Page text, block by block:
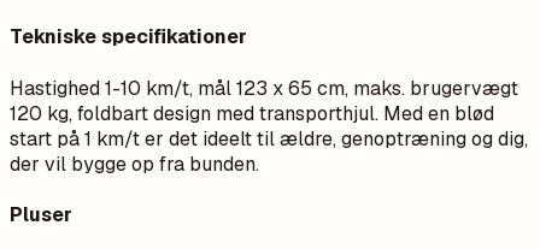
Tekniske specifikationer
Hastighed 1-10 km/t, mål 123 x 65 cm, maks. brugervægt
120 kg, foldbart design med transporthjul. Med en blød
start på 1 km/t er det ideelt til ældre, genoptræning og dig,
der vil bygge op fra bunden.
Pluser